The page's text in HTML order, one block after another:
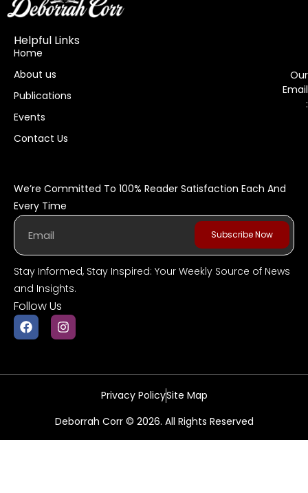
Helpful Links
Home
About us
Publications
Events
Contact Us
Our
Email
:
We’re Committed To 100% Reader Satisfaction Each And
Every Time
Subscribe Now
Stay Informed, Stay Inspired: Your Weekly Source of News
and Insights.
Follow Us
Privacy PolicySite Map
Deborrah Corr © 2026. All Rights Reserved